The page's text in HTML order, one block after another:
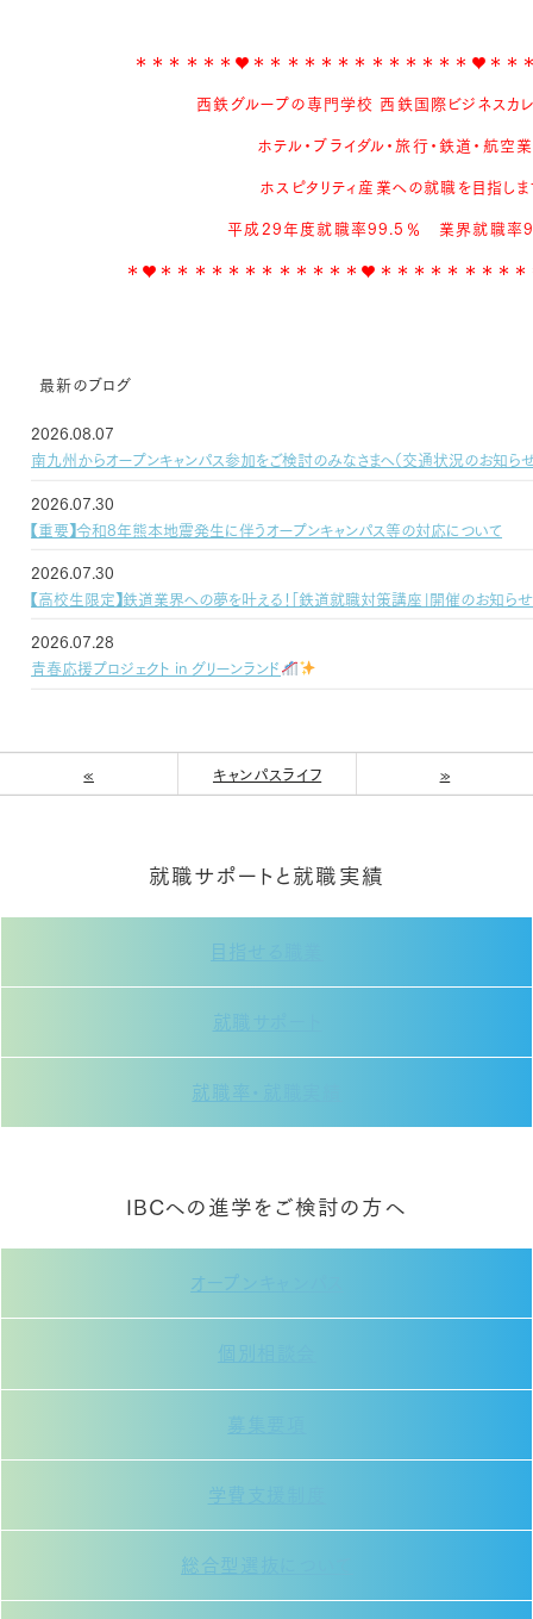
＊＊＊＊＊＊♥＊＊＊＊＊＊＊＊＊＊＊＊＊♥＊＊
西鉄グループの専門学校 西鉄国際ビジネスカレ
ホテル・ブライダル・旅行・鉄道・航空
ホスピタリティ産業への就職を目指し
平成29年度就職率99.5％ 業界就職率
＊♥＊＊＊＊＊＊＊＊＊＊＊＊♥＊＊＊＊＊＊＊＊
最新のブログ
2026.08.07
南九州からオープンキャンパス参加をご検討のみなさまへ（交通状況のお知ら
2026.07.30
【重要】令和8年熊本地震発生に伴うオープンキャンパス等の対応について
2026.07.30
【高校生限定】鉄道業界への夢を叶える！「鉄道就職対策講座」開催のお知らせ
2026.07.28
青春応援プロジェクト in グリーンランド
« キャンパスライフ »
就職サポートと就職実績
目指せる職業
就職サポート
就職率・就職実績
IBCへの進学をご検討の方へ
オープンキャンパス
個別相談会
学費支援制度
総合型選抜について